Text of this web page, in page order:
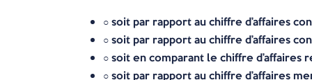
○ soit par rapport au chiffre d’affaires
○ soit par rapport au chiffre d’affaires
○ soit en comparant le chiffre d’affaires
○ soit par rapport au chiffre d’affaires